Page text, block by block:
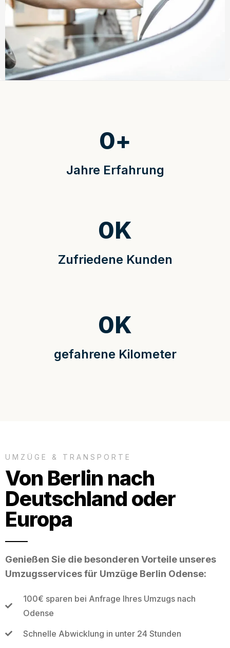
Jahre Erfahrung
0+
Zufriedene Kunden
0K
gefahrene Kilometer
0K
UMZÜGE & TRANSPORTE
Von Berlin nach
Deutschland oder
Europa
Genießen Sie die besonderen Vorteile unseres
Umzugsservices für Umzüge Berlin Odense:
100€ sparen bei Anfrage Ihres Umzugs nach
Odense
Schnelle Abwicklung in unter 24 Stunden